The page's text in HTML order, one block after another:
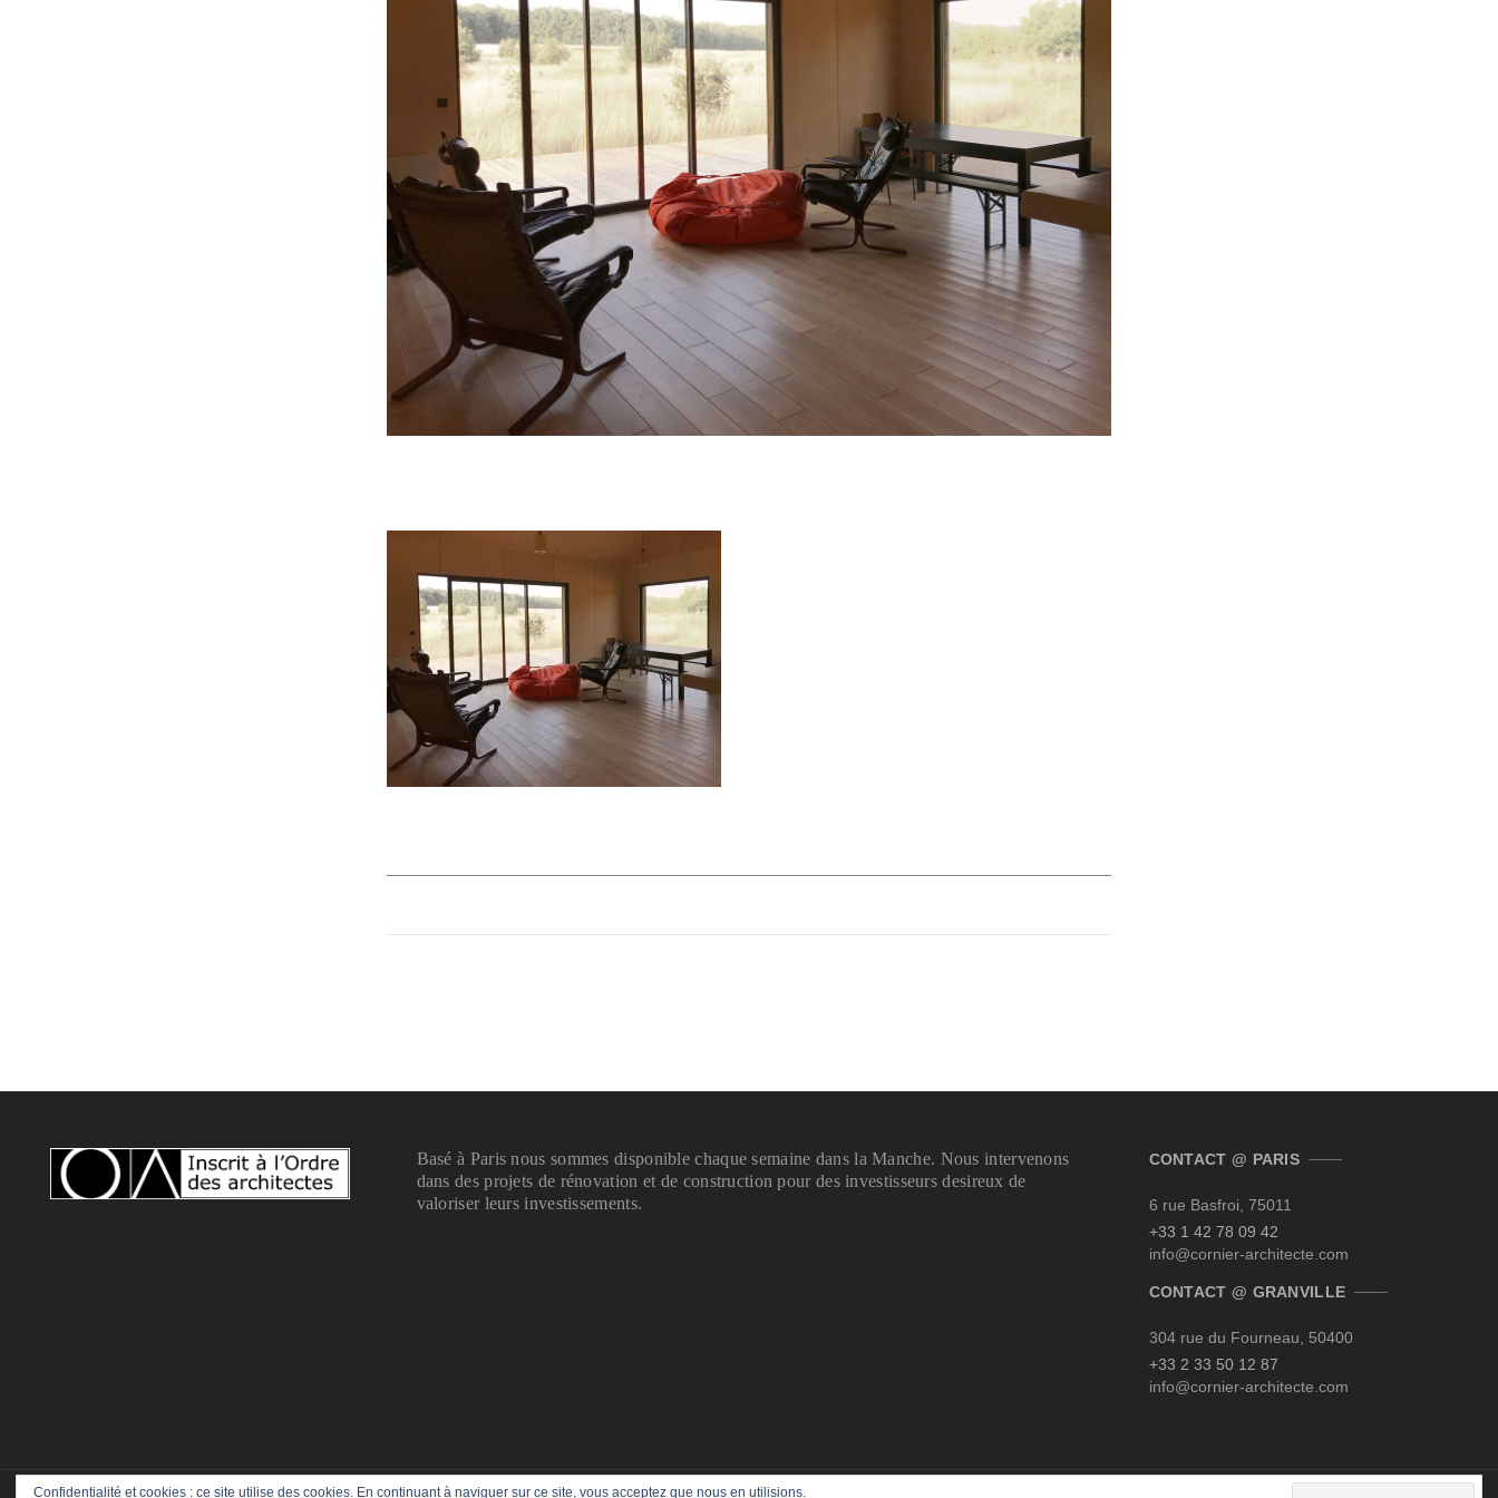
Basé à Paris nous sommes disponible chaque semaine dans la Manche. Nous intervenons
dans des projets de rénovation et de construction pour des investisseurs desireux de
valoriser leurs investissements.
CONTACT @ PARIS
6 rue Basfroi, 75011
+33 1 42 78 09 42‬
info@cornier-architecte.com
CONTACT @ GRANVILLE
304 rue du Fourneau, 50400
+33 2 33 50 12 87‬
info@cornier-architecte.com
Confidentialité et cookies : ce site utilise des cookies. En continuant à naviguer sur ce site, vous acceptez que nous en utilisions.